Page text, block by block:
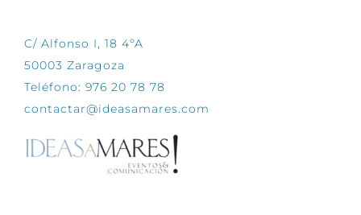
C/ Alfonso I, 18 4ºA
50003 Zaragoza
Teléfono: 976 20 78 78
contactar@ideasamares.com